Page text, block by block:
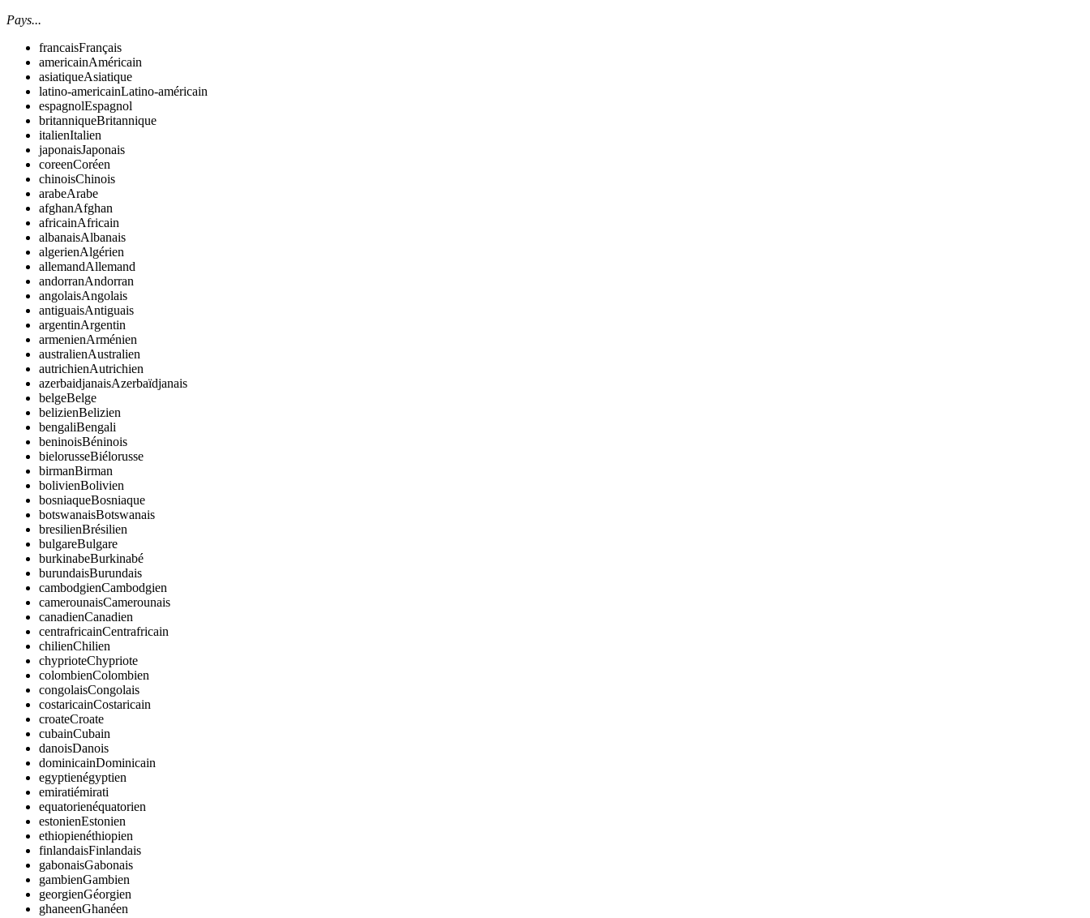
Pays...
francaisFrançais
americainAméricain
asiatiqueAsiatique
latino-americainLatino-américain
espagnolEspagnol
britanniqueBritannique
italienItalien
japonaisJaponais
coreenCoréen
chinoisChinois
arabeArabe
afghanAfghan
africainAfricain
albanaisAlbanais
algerienAlgérien
allemandAllemand
andorranAndorran
angolaisAngolais
antiguaisAntiguais
argentinArgentin
armenienArménien
australienAustralien
autrichienAutrichien
azerbaidjanaisAzerbaïdjanais
belgeBelge
belizienBelizien
bengaliBengali
beninoisBéninois
bielorusseBiélorusse
birmanBirman
bolivienBolivien
bosniaqueBosniaque
botswanaisBotswanais
bresilienBrésilien
bulgareBulgare
burkinabeBurkinabé
burundaisBurundais
cambodgienCambodgien
camerounaisCamerounais
canadienCanadien
centrafricainCentrafricain
chilienChilien
chyprioteChypriote
colombienColombien
congolaisCongolais
costaricainCostaricain
croateCroate
cubainCubain
danoisDanois
dominicainDominicain
egyptienégyptien
emiratiémirati
equatorienéquatorien
estonienEstonien
ethiopienéthiopien
finlandaisFinlandais
gabonaisGabonais
gambienGambien
georgienGéorgien
ghaneenGhanéen